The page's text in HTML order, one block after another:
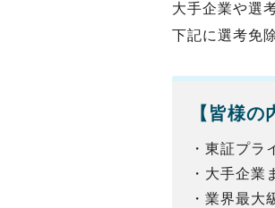
大手企業や選
下記に選考免
【 皆様の
・東証プラ
・大手企業
・業界最大